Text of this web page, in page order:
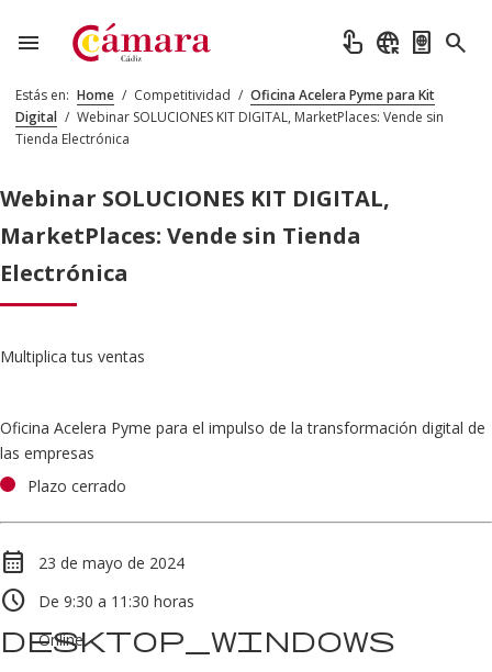
menu touch_app captive_portal passport search
Estás en: Home / Competitividad / Oficina Acelera Pyme para Kit
Digital / Webinar SOLUCIONES KIT DIGITAL, MarketPlaces: Vende sin
Tienda Electrónica
Webinar SOLUCIONES KIT DIGITAL,
MarketPlaces: Vende sin Tienda
Electrónica
Multiplica tus ventas
Oficina Acelera Pyme para el impulso de la transformación digital de
las empresas
Plazo cerrado
calendar_month 23 de mayo de 2024
schedule De 9:30 a 11:30 horas
desktop_windows
Online